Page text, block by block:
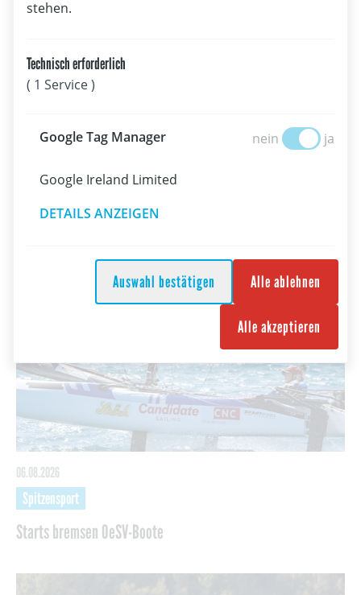
Kia Wingfoil-ÖM - Tourstopp #5 und Pump Foil World Cup
Wingfoilen Breitensport
06.08.2026
Starts bremsen OeSV-Boote
Spitzensport
06.08.2026
stehen.
Technisch erforderlich
( 1 Service )
Google Tag Manager nein
Google Tag ja
Google Ireland Limited
DETAILS ANZEIGEN
Auswahl bestätigen Alle ablehnen
Alle akzeptieren